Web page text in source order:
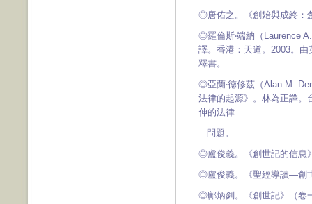
◎唐佑之。《創始與成終：
◎羅倫斯‧端納（Laurence
譯。香港：天道。2003。
釋書。
◎亞蘭‧德修茲（Alan M.
法律的起源》。林為正譯。
伸的法律
問題。
◎盧俊義。《創世記的信息
◎盧俊義。《聖經導讀—創
◎鄺炳釗。《創世記》（卷